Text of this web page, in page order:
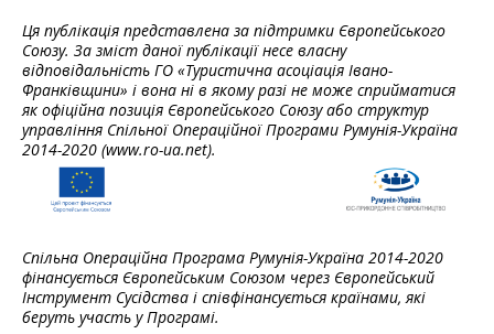
Ця публікація представлена за підтримки Європейського
Союзу. За зміст даної публікації несе власну
відповідальність ГО «Туристична асоціація Івано-
Франківщини» і вона ні в якому разі не може сприйматися
як офіційна позиція Європейського Союзу або структур
управління Спільної Операційної Програми Румунія-Україна
2014-2020 (www.ro-ua.net).
Спільна Операційна Програма Румунія-Україна 2014-2020
фінансується Європейським Союзом через Європейський
Інструмент Сусідства і співфінансується країнами, які
беруть участь у Програмі.